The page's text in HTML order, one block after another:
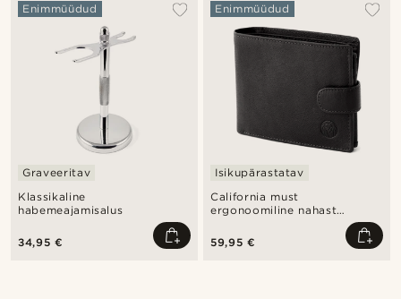
Klassikaline
habemeajamisalus
Enimmüüdud
Graveeritav
34,95 €
California must
ergonoomiline nahast
Enimmüüdud
Isikupärastatav
59,95 €